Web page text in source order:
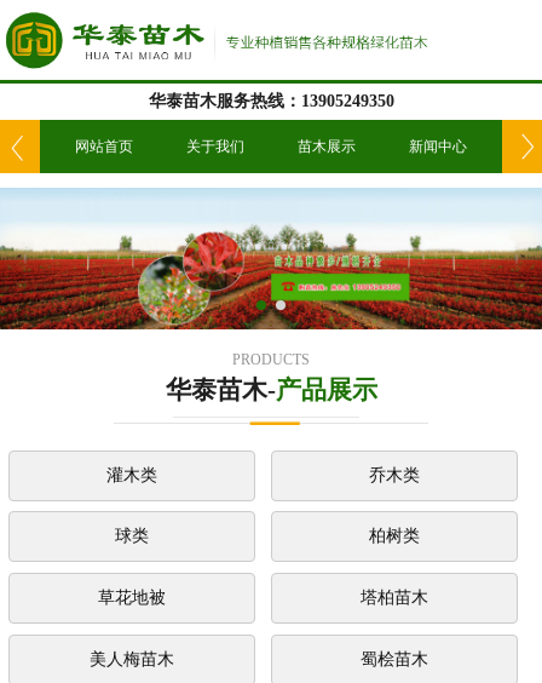
华泰苗木服务热线：13905249350
们 网站首页 关于我们 苗木展示 新闻中心 工
PRODUCTS
华泰苗木-产品展示
灌木类 乔木类
球类 柏树类
草花地被 塔柏苗木
美人梅苗木 蜀桧苗木